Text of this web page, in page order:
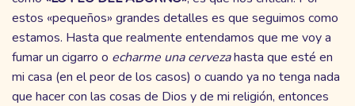
estos «pequeños» grandes detalles es que seguimos como
estamos. Hasta que realmente entendamos que me voy a
fumar un cigarro o echarme una cervezahasta que esté en
mi casa (en el peor de los casos) o cuando ya no tenga nada
que hacer con las cosas de Dios y de mi religión, entonces